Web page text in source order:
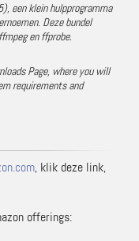
een klein hulpprogramma
Deze bundel
en ffprobe.
Page, where you will
requirements and
, klik deze link,
offerings: